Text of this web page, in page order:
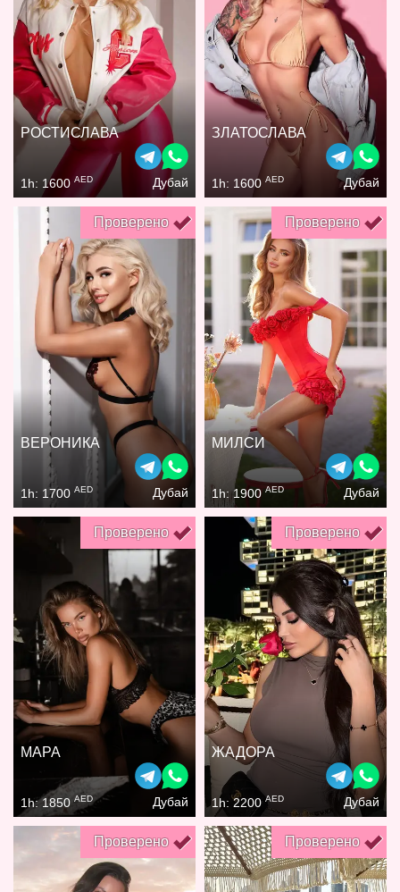
РОСТИСЛАВА
1h: 1600 AED Дубай
ЗЛАТОСЛАВА
1h: 1600 AED Дубай
Проверено
ВЕРОНИКА
1h: 1700 AED Дубай
Проверено
МИЛСИ
1h: 1900AED Дубай
Проверено
МАРА
1h: 1850 AED Дубай
Проверено
ЖАДОРА
1h: 2200 AED Дубай
Проверено Проверено